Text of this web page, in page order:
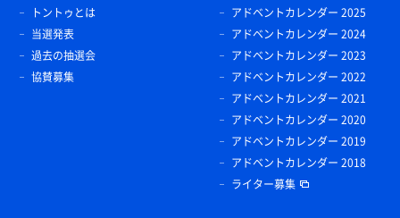
トントゥとは
当選発表
過去の抽選会
協賛募集
アドベントカレンダー 2025
アドベントカレンダー 2024
アドベントカレンダー 2023
アドベントカレンダー 2022
アドベントカレンダー 2021
アドベントカレンダー 2020
アドベントカレンダー 2019
アドベントカレンダー 2018
ライター募集